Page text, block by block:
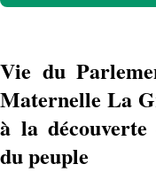
Vie du
Maternelle La
à la découverte
du peuple